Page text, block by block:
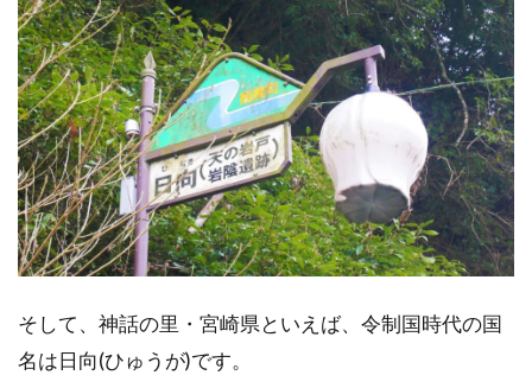
そして、神話の里・宮崎県といえば、令制国時代の国
名は日向(ひゅうが)です。